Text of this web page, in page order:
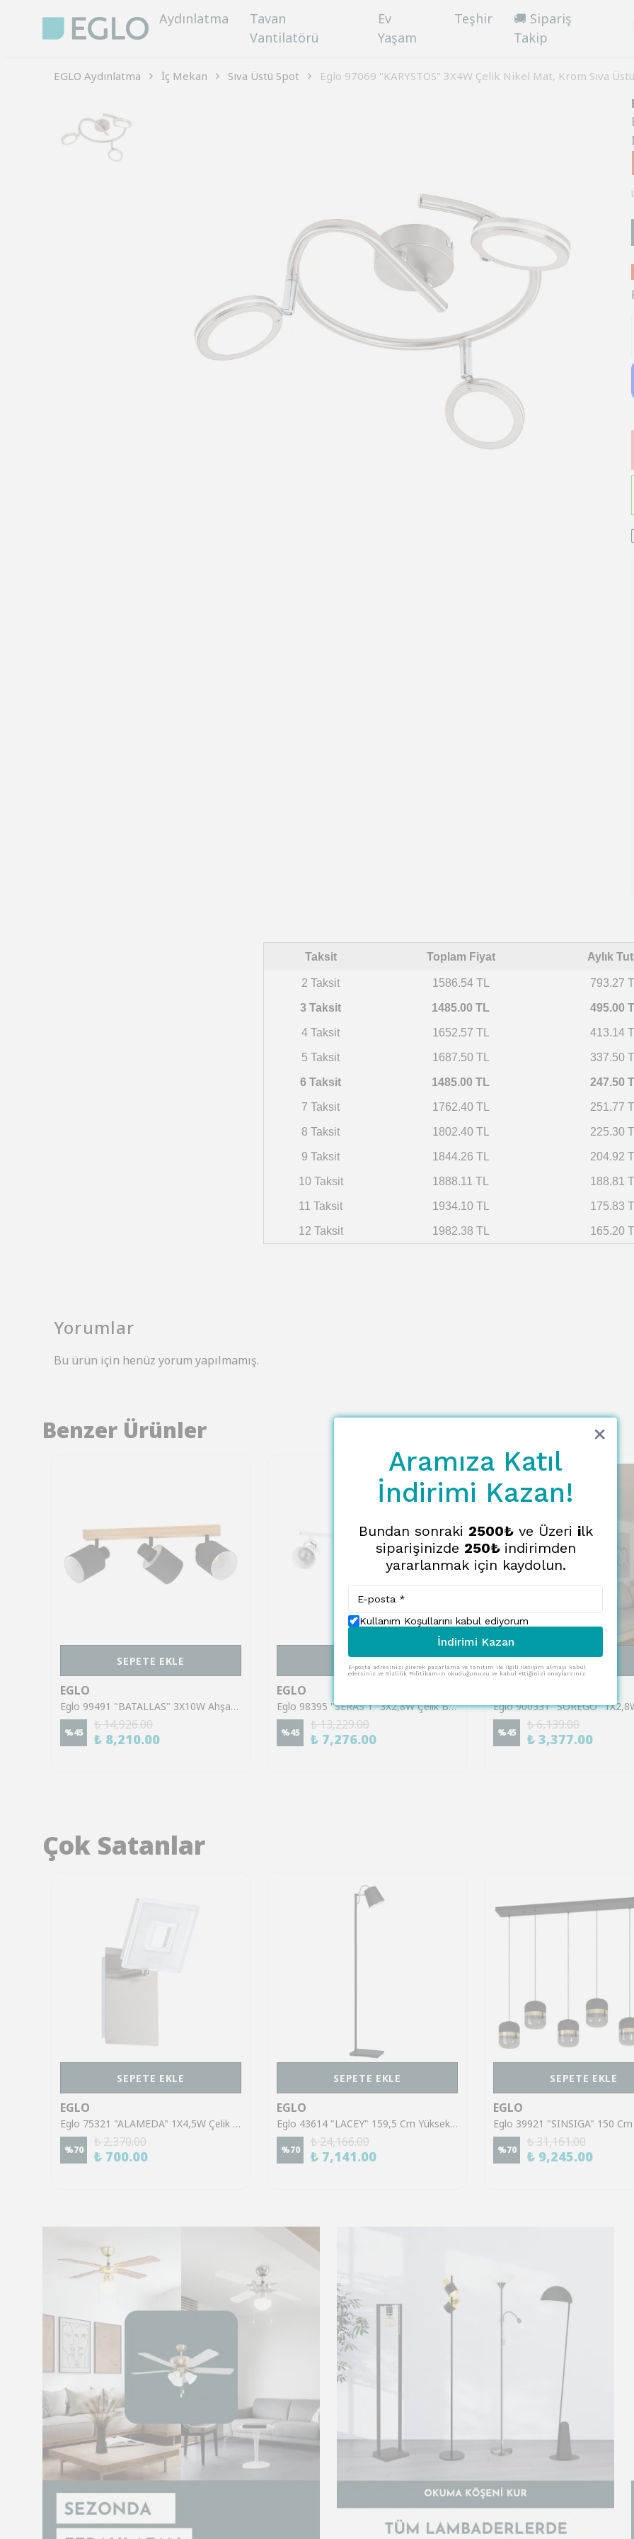
Aydınlatma
Tavan
Vantilatörü
Ev
Yaşam
Teşhir
🚚 Sipariş
Takip
EGLO Aydınlatma İç Mekan Sıva Üstü Spot Eglo 97069 "KARYSTOS" 3X4W Çelik Nikel Mat, Krom Sıva
Taksit Toplam Fiyat Aylık
2 Taksit 1586.54 TL 793.27
3 Taksit 1485.00 TL 495.00
4 Taksit 1652.57 TL 413.14
5 Taksit 1687.50 TL 337.50
6 Taksit 1485.00 TL 247.50
7 Taksit 1762.40 TL 251.77
8 Taksit 1802.40 TL 225.30
9 Taksit 1844.26 TL 204.92
10 Taksit 1888.11 TL 188.81
11 Taksit 1934.10 TL 175.83
12 Taksit 1982.38 TL 165.20
Yorumlar
Bu ürün için henüz yorum yapılmamış.
Benzer Ürünler
SEPETE EKLE
EGLO
Eglo 99491 "BATALLAS" 3X10W Ahşap, Çelik Kahverengi, Siyah Sıva Üstü Spot
%45
₺ 14,926.00
₺ 8,210.00
SEPETE EKLE
EGLO
Eglo 98395 "SERAS 1" 3X2,8W Çelik Beyaz Sıva Üstü Spot
%45
₺ 13,229.00
₺ 7,276.00
SEPETE EKLE
%45
₺ 6,139.00
₺ 3,377.00
Çok Satanlar
SEPETE EKLE
EGLO
Eglo 75321 "ALAMEDA" 1X4,5W Çelik Nikel Mat Sıva Üstü Spot
%70
₺ 2,370.00
₺ 700.00
SEPETE EKLE
EGLO
Eglo 43614 "LACEY" 159,5 Cm Yüksekliğinde Çelik, Ahşap Köşe Lambası Lambader
%70
₺ 24,166.00
₺ 7,141.00
SEPETE EKLE
EGLO
%70
₺ 31,161.00
₺ 9,245.00
Aramıza Katıl
İndirimi Kazan!
Bundan sonraki 2500₺ve Üzeri ilk
siparişinizde 250₺ indirimden
yararlanmak için kaydolun.
Kullanım Koşullarını kabul ediyorum
İndirimi Kazan
E-posta adresinizi girerek pazarlama ve tanıtım ile ilgili iletişim almayı kabul
edersiniz ve Gizlilik Politikamızı okuduğunuzu ve kabul ettiğinizi onaylarsınız.